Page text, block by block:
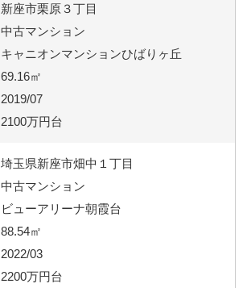
新座市栗原３丁目
中古マンション
キャニオンマンションひばりヶ丘
69.16㎡
2019/07
2100万円台
埼玉県新座市畑中１丁目
中古マンション
ビューアリーナ朝霞台
88.54㎡
2022/03
2200万円台